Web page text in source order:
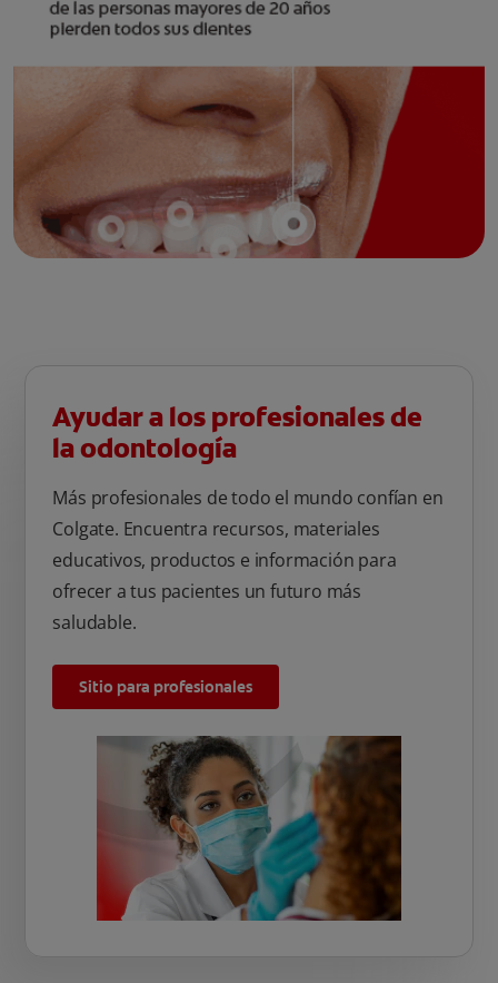
Ayudar a los profesionales de
la odontología
Más profesionales de todo el mundo confían en
Colgate. Encuentra recursos, materiales
educativos, productos e información para
ofrecer a tus pacientes un futuro más
saludable.
Sitio para profesionales